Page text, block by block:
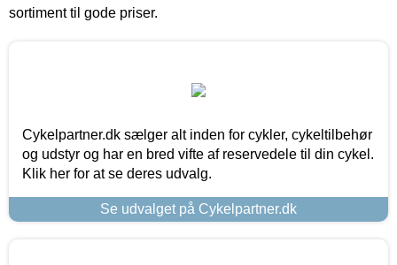
sortiment til gode priser.
Cykelpartner.dk sælger alt inden for cykler, cykeltilbehør
og udstyr og har en bred vifte af reservedele til din cykel.
Klik her for at se deres udvalg.
Se udvalget på Cykelpartner.dk